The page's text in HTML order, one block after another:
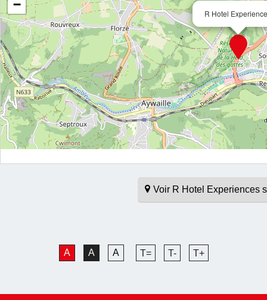
R Hotel
−
Voir R Hotel Experiences
A A A T= T- T+